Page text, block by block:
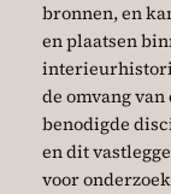
bronnen, en
en plaatsen
de omvang
benodigde
en dit
voor